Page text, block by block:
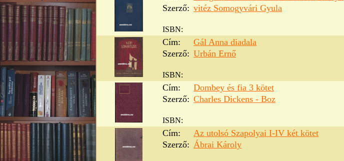
Szerző: vitéz Somogyvári Gyula
ISBN:
Cím:
Gál Anna diadala
Szerző: Urbán Ernő
ISBN:
Cím:
Dombey és fia 3 kötet
Szerző: Charles Dickens - Boz
ISBN:
Cím:
Az utolsó Szapolyai I-IV két kötet
Szerző: Ábrai Károly